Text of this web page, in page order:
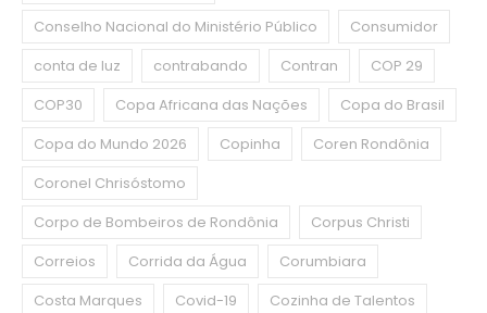
Conselho Nacional do Ministério Público
Consumidor
conta de luz
contrabando Contran
COP 29
COP30
Copa Africana das Nações
Copa do Brasil
Copa do Mundo 2026
Copinha
Coren Rondônia
Coronel Chrisóstomo
Corpo de Bombeiros de Rondônia
Corpus Christi
Correios
Corrida da Água
Corumbiara
Costa Marques
Covid-19
Cozinha de Talentos